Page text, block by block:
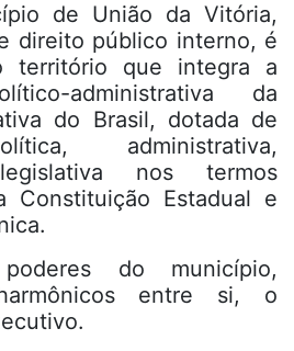
de União da Vitória,
direito público interno, é
território que integra a
administrativa da
do Brasil, dotada de
administrativa,
nos termos
Constituição Estadual e
do município,
entre si, o